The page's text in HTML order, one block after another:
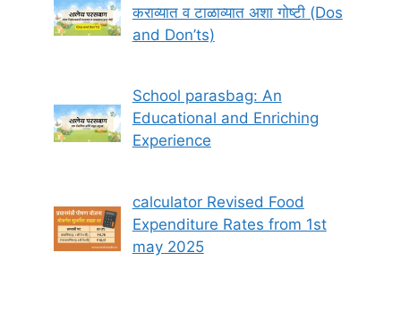
कराव्यात व टाळाव्यात अशा गोष्टी (Dos
and Don’ts)
School parasbag: An
Educational and Enriching
Experience
calculator Revised Food
Expenditure Rates from 1st
may 2025